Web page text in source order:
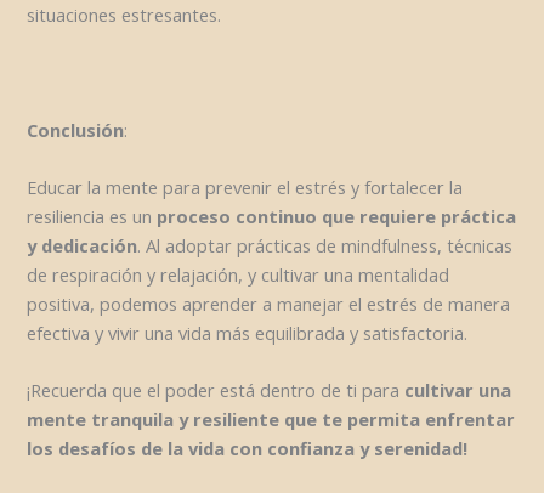
situaciones estresantes.
Conclusión:
Educar la mente para prevenir el estrés y fortalecer la
resiliencia es un proceso continuo que requiere práctica
y dedicación. Al adoptar prácticas de mindfulness, técnicas
de respiración y relajación, y cultivar una mentalidad
positiva, podemos aprender a manejar el estrés de manera
efectiva y vivir una vida más equilibrada y satisfactoria.
¡Recuerda que el poder está dentro de ti para cultivar una
mente tranquila y resiliente que te permita enfrentar
los desafíos de la vida con confianza y serenidad!